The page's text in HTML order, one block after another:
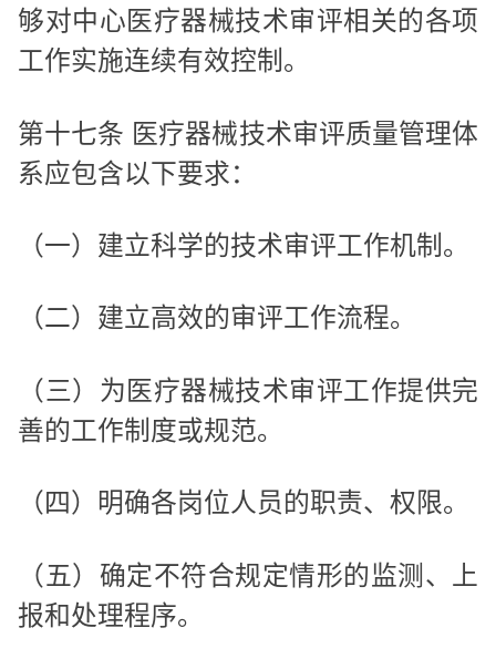
够对中心医疗器械技术审评相关的各项
工作实施连续有效控制。
第十七条 医疗器械技术审评质量管理体
系应包含以下要求：
（一）建立科学的技术审评工作机制。
（二）建立高效的审评工作流程。
（三）为医疗器械技术审评工作提供完
善的工作制度或规范。
（四）明确各岗位人员的职责、权限。
（五）确定不符合规定情形的监测、上
报和处理程序。